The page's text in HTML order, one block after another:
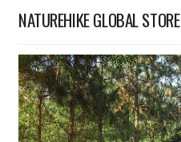
NATUREHIKE GLOBAL STORE